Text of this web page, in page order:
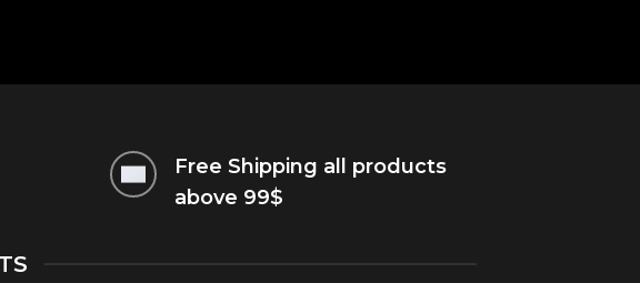
Free Shipping all products
above 99$